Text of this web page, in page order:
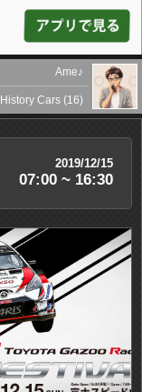
Ame♪
History Cars (16)
2019/12/15
07:00 ~ 16:30